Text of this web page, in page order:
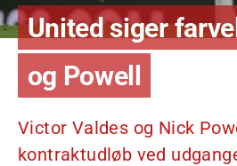
United siger
og Powell
Victor Valdes og Nick
kontraktudløb ved